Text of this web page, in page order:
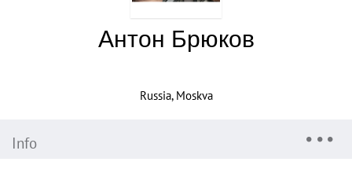
Антон Брюков
Russia, Moskva
Info